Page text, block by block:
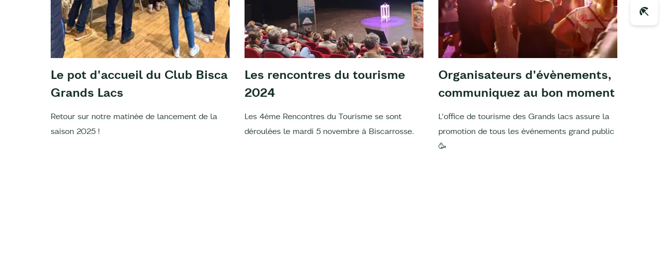
Le pot d'accueil du Club Bisca
Grands Lacs
Retour sur notre matinée de lancement de la
saison 2025 !
Les rencontres du tourisme
2024
Les 4ème Rencontres du Tourisme se sont
déroulées le mardi 5 novembre à Biscarrosse.
Organisateurs d'évènements,
communiquez au bon moment
L'office de tourisme des Grands lacs assure la
promotion de tous les événements grand public
🥳